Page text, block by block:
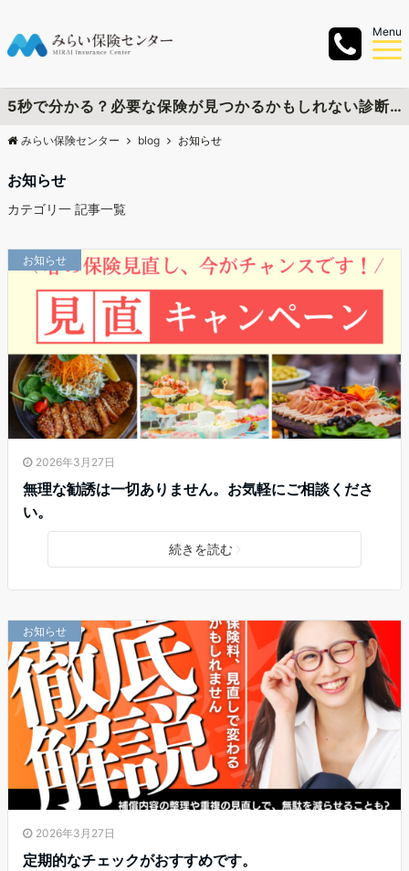
Menu
5秒で分かる？必要な保険が見つかるかもしれない診断チャートを作成しました
みらい保険センター blog お知らせ
お知らせ
カテゴリ一 記事一覧
お知らせ
2026年3月27日
無理な勧誘は一切ありません。お気軽にご相談くださ
い。
続きを読む
お知らせ
2026年3月27日
定期的なチェックがおすすめです。